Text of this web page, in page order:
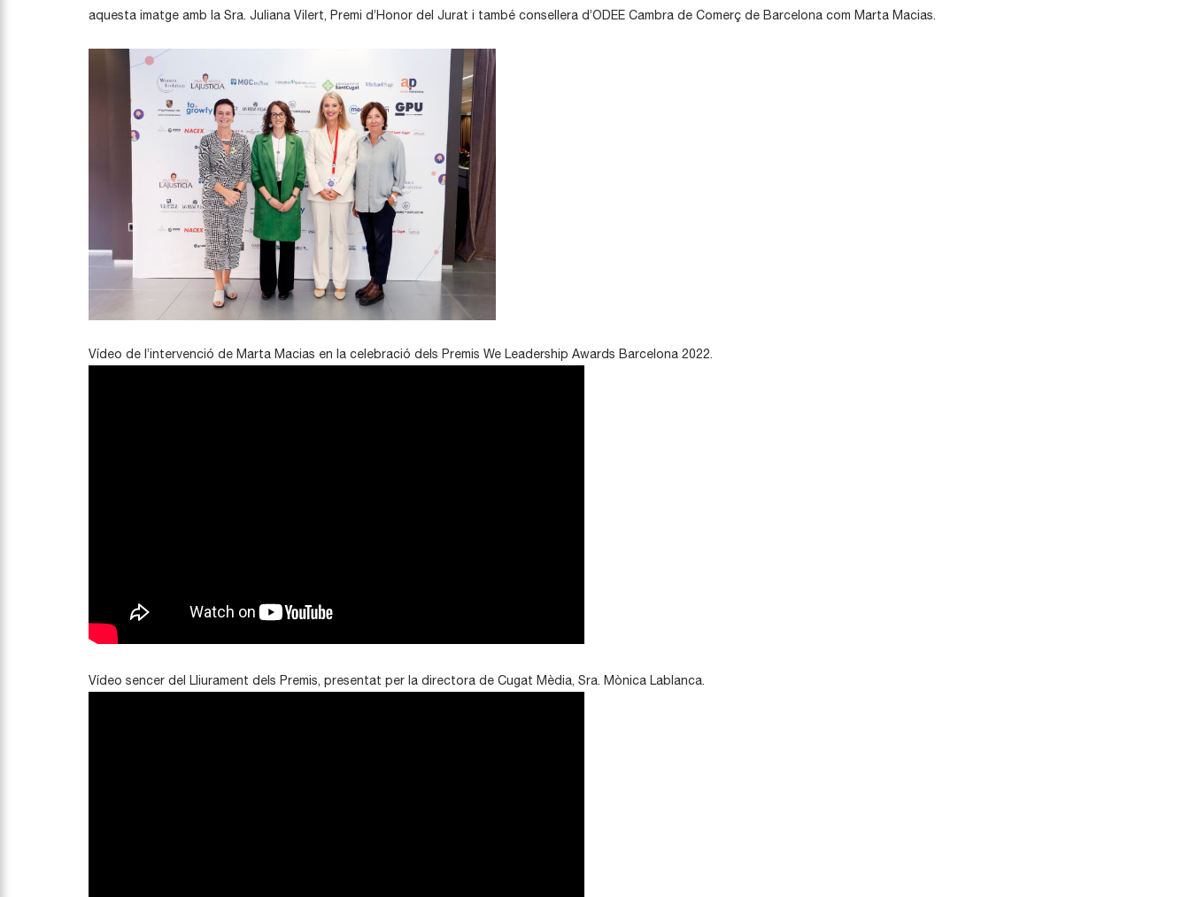
aquesta imatge amb la Sra. Juliana Vilert, Premi d’Honor del Jurat i també consellera d’ODEE Cambra de Comerç de Barcelona com Marta Macias.
Vídeo de l’intervenció de Marta Macias en la celebració dels Premis We Leadership Awards Barcelona 2022.
Vídeo sencer del Lliurament dels Premis, presentat per la directora de Cugat Mèdia, Sra. Mònica Lablanca.